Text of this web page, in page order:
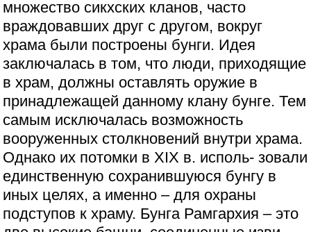
множество сикхских кланов, часто
враждовавших друг с другом, вокруг
храма были построены бунги. Идея
заключалась в том, что люди, приходящие
в храм, должны оставлять оружие в
принадлежащей данному клану бунге. Тем
самым исключалась возможность
вооруженных столкновений внутри храма.
Однако их потомки в ХIХ в. исполь- зовали
единственную сохранившуюся бунгу в
иных целях, а именно – для охраны
подступов к храму. Бунга Рамгархия – это